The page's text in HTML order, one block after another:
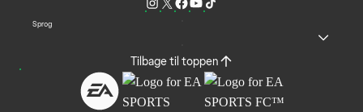
Sprog
Tilbage til toppen